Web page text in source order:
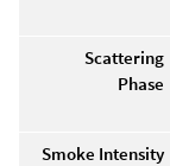
Scattering
Phase
Smoke Intensity